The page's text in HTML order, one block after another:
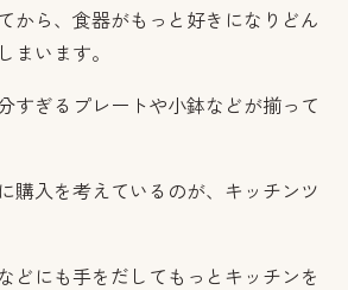
から、食器がもっと好きになりどん
まいます。
すぎるプレートや小鉢などが揃って
購入を考えているのが、キッチンツ
どにも手をだしてもっとキッチンを